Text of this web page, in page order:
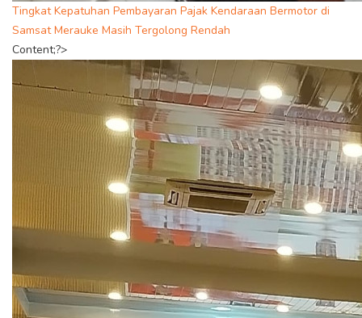
Tingkat Kepatuhan Pembayaran Pajak Kendaraan Bermotor di
Samsat Merauke Masih Tergolong Rendah
Content;?>